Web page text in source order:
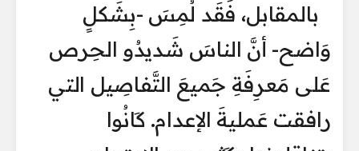
بالمقابل، فَقَد لُمِسَ -بِشَكلٍ
وَاضح- أنَّ الناسَ شَديدُو الحِرص
عَلى مَعرِفَةِ جَميعَ التَّفاصِيل التي
رافقت عَمليةَ الإعدام. كَانُوا